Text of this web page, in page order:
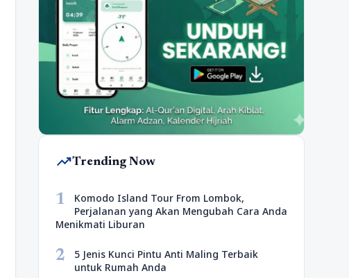
trending_upTrending Now
1
Komodo Island Tour From Lombok,
Perjalanan yang Akan Mengubah Cara Anda
Menikmati Liburan
2
5 Jenis Kunci Pintu Anti Maling Terbaik
untuk Rumah Anda